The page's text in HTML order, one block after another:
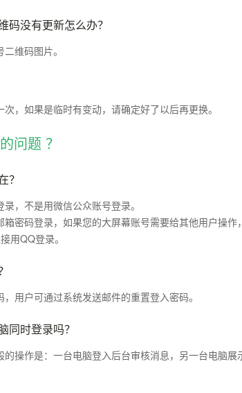
码没有更新怎么办？
维码图片。
，如果是临时有变动，请确定好了以后再更换。
问题 ？
？
，不是用微信公众账号登录。
密码登录，如果您的大屏幕账号需要给其他用户操作
用QQ登录。
用户可通过系统发送邮件的重置登入密码。
同时登录吗？
操作是：一台电脑登入后台审核消息，另一台电脑展